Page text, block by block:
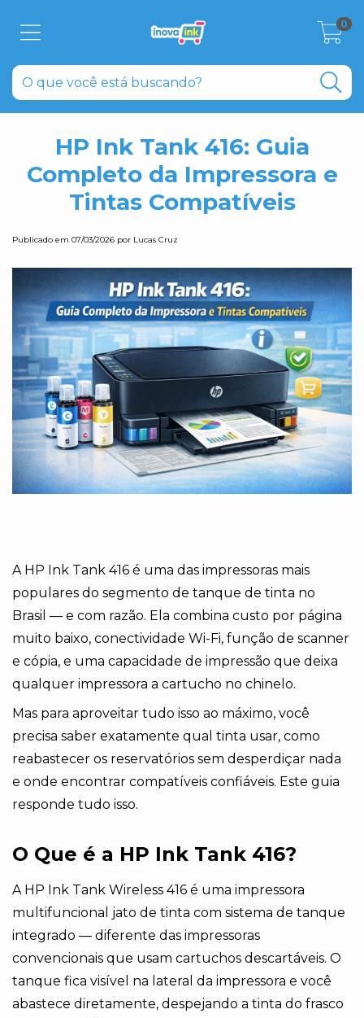
0
HP Ink Tank 416: Guia
Completo da Impressora e
Tintas Compatíveis
Publicado em 07/03/2026 por Lucas Cruz
A HP Ink Tank 416 é uma das impressoras mais
populares do segmento de tanque de tinta no
Brasil — e com razão. Ela combina custo por página
muito baixo, conectividade Wi-Fi, função de scanner
e cópia, e uma capacidade de impressão que deixa
qualquer impressora a cartucho no chinelo.
Mas para aproveitar tudo isso ao máximo, você
precisa saber exatamente qual tinta usar, como
reabastecer os reservatórios sem desperdiçar nada
e onde encontrar compatíveis confiáveis. Este guia
responde tudo isso.
O Que é a HP Ink Tank 416?
A HP Ink Tank Wireless 416 é uma impressora
multifuncional jato de tinta com sistema de tanque
integrado — diferente das impressoras
convencionais que usam cartuchos descartáveis. O
tanque fica visível na lateral da impressora e você
abastece diretamente, despejando a tinta do frasco